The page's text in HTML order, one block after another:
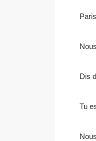
Dis
Tu